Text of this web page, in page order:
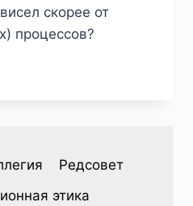
скорее от
процессов?
Редсовет
этика